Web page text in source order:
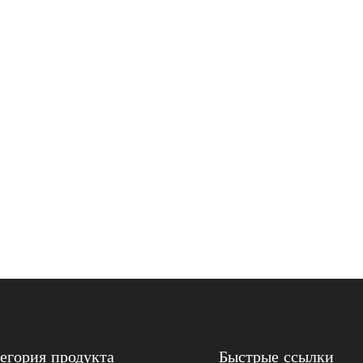
продукта Быстрые ссылки